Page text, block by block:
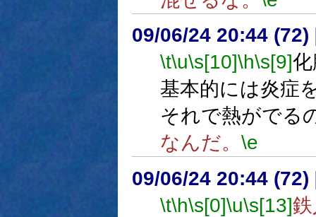
09/06/24 20:44 (72)
\t\u\s[10]\h\s[9]
基本的には炎症
それで熱がでる
なんだ。 \e
09/06/24 20:44 (72)
\t\h\s[0]\u\s[13]